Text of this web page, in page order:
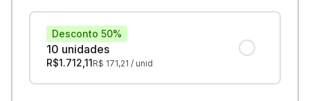
10 unidades
Desconto 50%
R$1.712,11R$ 171,21 / unid